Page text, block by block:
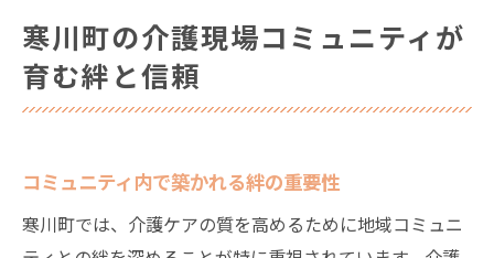
寒川町の介護現場コミュニティが
育む絆と信頼
コミュニティ内で築かれる絆の重要性
寒川町では、介護ケアの質を高めるために地域コミュニ